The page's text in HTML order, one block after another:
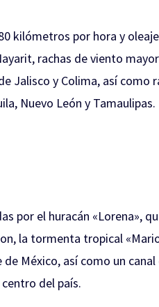
kilómetros por hora y
rachas de viento
Jalisco y Colima, así como
Nuevo León y Tamaulipas.
por el huracán «Lorena»,
la tormenta tropical
de México, así como un
del país.